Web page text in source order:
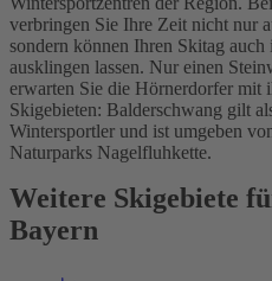
verbringen Sie Ihre Zeit nicht nur
sondern können Ihren Skitag auch
ausklingen lassen. Nur einen
erwarten Sie die Hörnerdorfer mit
Skigebieten: Balderschwang gilt
Wintersportler und ist umgeben
Naturparks Nagelfluhkette.
Weitere Skigebiete
Bayern